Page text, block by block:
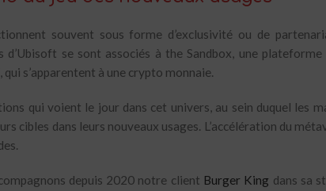
souvent sous forme d’exclusivité ou de
d’Ubisoft se sont associés à the Sandbox, une
s’apparentent à une crypto monnaie.
qui voient le jour dans cet univers, au sein duquel les
cibles dans leurs nouveaux usages. L’accélération du
depuis 2020 notre client Burger King dans sa